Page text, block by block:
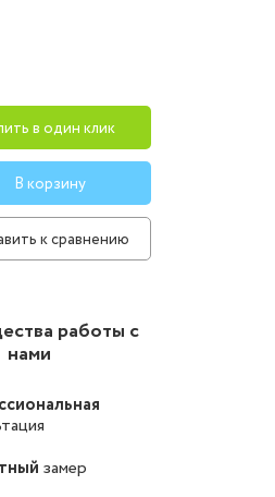
в один клик
В корзину
к сравнению
работы с
нами
замер